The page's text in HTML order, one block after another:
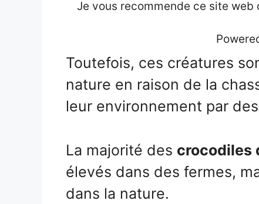
Je vous recommende ce site
Toutefois, ces créatures
nature en raison de la
leur environnement par
La majorité des crocodiles
élevés dans des fermes,
dans la nature.